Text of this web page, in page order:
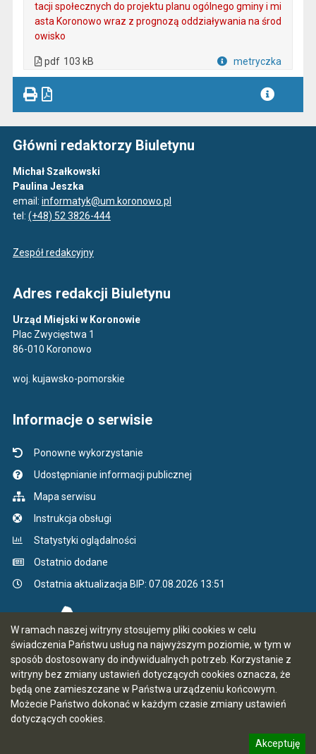
W ramach naszej witryny stosujemy pliki cookies w celu
świadczenia Państwu usług na najwyższym poziomie, w tym w
sposób dostosowany do indywidualnych potrzeb. Korzystanie z
witryny bez zmiany ustawień dotyczących cookies oznacza, że
będą one zamieszczane w Państwa urządzeniu końcowym.
Możecie Państwo dokonać w każdym czasie zmiany ustawień
dotyczących cookies.
Akceptuję
tacji społecznych do projektu planu ogólnego gminy i mi
asta Koronowo wraz z prognozą oddziaływania na środ
owisko
pdf 103 kB metryczka
Główni redaktorzy Biuletynu
Michał Szałkowski
Paulina Jeszka
email: informatyk@um.koronowo.pl
tel: (+48) 52 3826-444
Zespół redakcyjny
Adres redakcji Biuletynu
Urząd Miejski w Koronowie
Plac Zwycięstwa 1
86-010 Koronowo
woj. kujawsko-pomorskie
Informacje o serwisie
Ponowne wykorzystanie
Udostępnianie informacji publicznej
Mapa serwisu
Instrukcja obsługi
Statystyki oglądalności
Ostatnio dodane
Ostatnia aktualizacja BIP: 07.08.2026 13:51
CMS i hosting: Logonet Sp. z o.o. w Bydgoszczy